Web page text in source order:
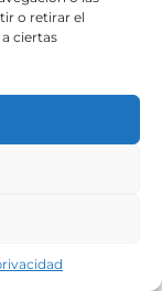
o retirar el
ciertas